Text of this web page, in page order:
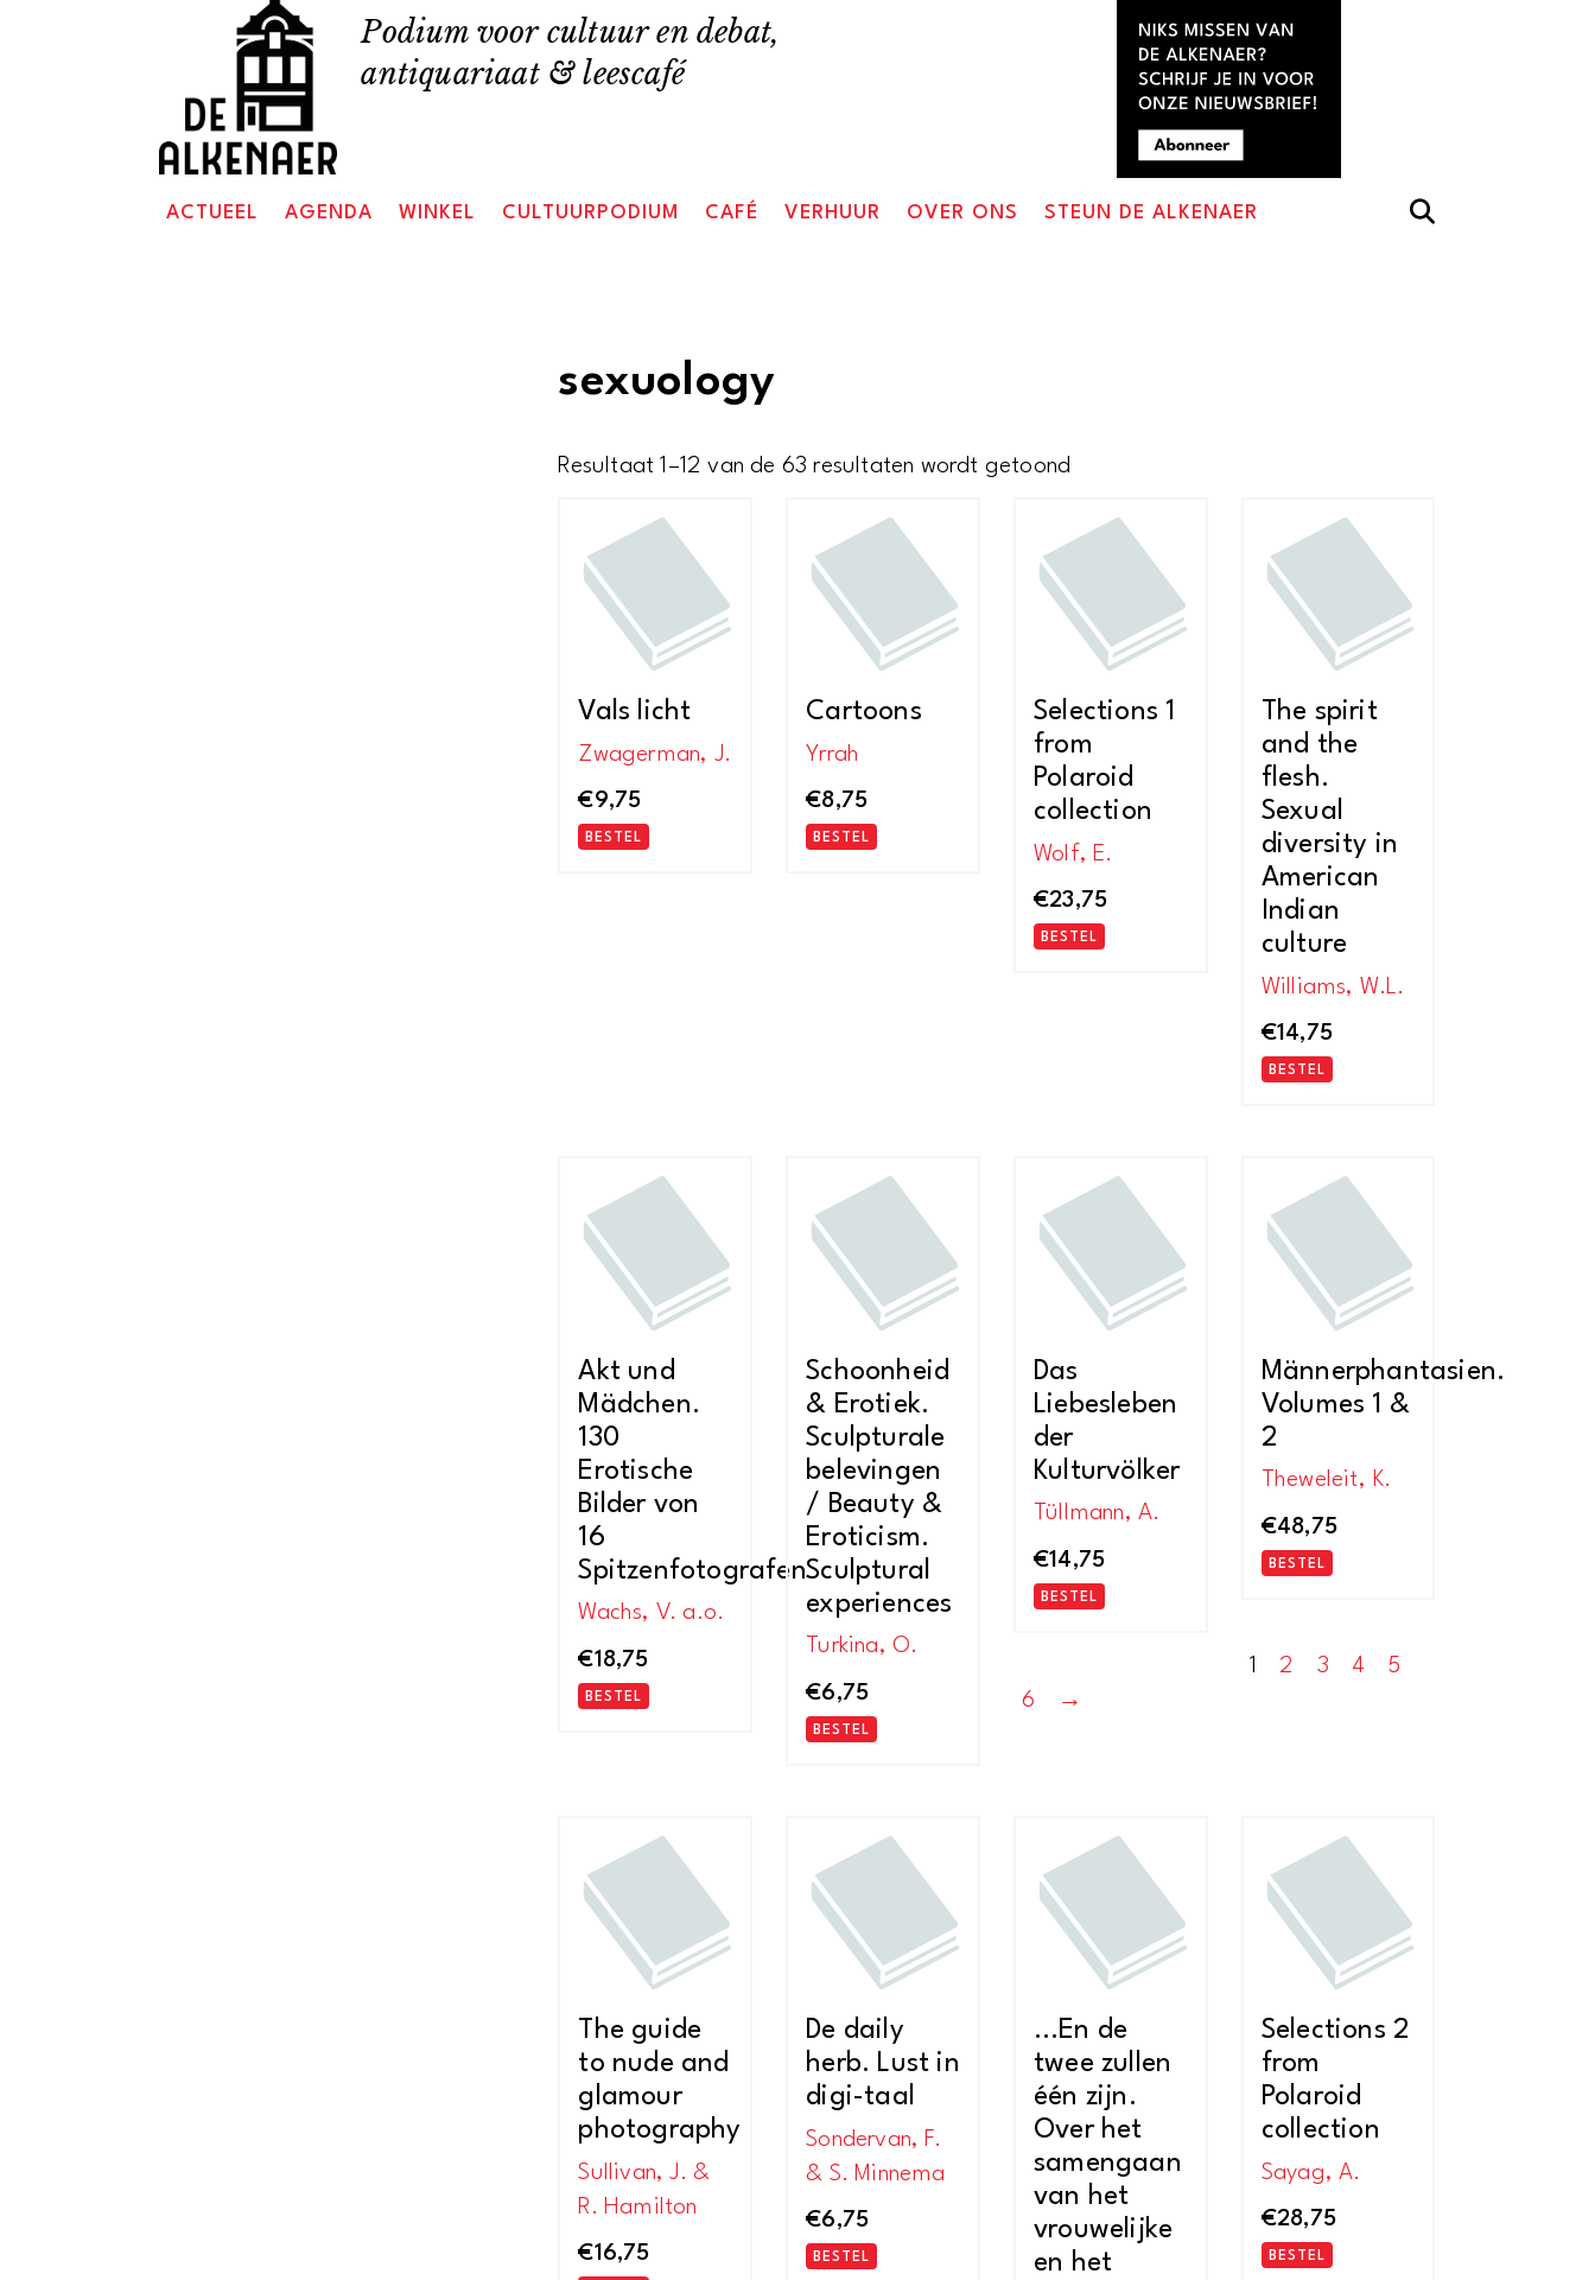
Podium voor cultuur en debat,
antiquariaat & leescafé
ACTUEEL AGENDA WINKEL CULTUURPODIUM CAFÉ VERHUUR OVER ONS STEUN DE ALKENAER
sexuology
Resultaat 1–12 van de 63 resultaten wordt getoond
nieuwste
Vals licht
Zwagerman, J.
€9,75
BESTEL
Cartoons
Yrrah
€8,75
BESTEL
Selections 1
from
Polaroid
collection
Wolf, E.
€23,75
BESTEL
The spirit
and the
flesh.
Sexual
diversity in
American
Indian
culture
Williams, W.L.
€14,75
BESTEL
Akt und
Mädchen.
130
Erotische
Bilder von
16
Spitzenfotografen
Wachs, V. a.o.
€18,75
BESTEL
Schoonheid
& Erotiek.
Sculpturale
belevingen
/ Beauty &
Eroticism.
Sculptural
experiences
Turkina, O.
€6,75
BESTEL
Das
Liebesleben
der
Kulturvölker
Tüllmann, A.
€14,75
BESTEL
Männerphantasien.
Volumes 1 &
2
Theweleit, K.
€48,75
BESTEL
The guide
to nude and
glamour
photography
Sullivan, J. &
R. Hamilton
€16,75
De daily
herb. Lust in
digi-taal
Sondervan, F.
& S. Minnema
€6,75
BESTEL
…En de
twee zullen
één zijn.
Over het
samengaan
van het
vrouwelijke
en het
Selections 2
from
Polaroid
collection
Sayag, A.
€28,75
BESTEL
1 2 3 4
5
6
→